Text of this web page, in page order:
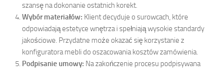
szansę na dokonanie ostatnich korekt.
Wybór materiałów: Klient decyduje o surowcach, które
odpowiadają estetyce wnętrza i spełniają wysokie standardy
jakościowe. Przydatne może okazać się korzystanie z
konfiguratora mebli do oszacowania kosztów zamówienia.
Podpisanie umowy: Na zakończenie procesu podpisywana